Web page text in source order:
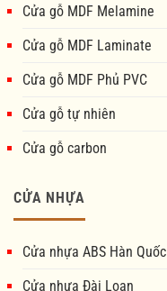
Cửa gỗ MDF Melamine
Cửa gỗ MDF Laminate
Cửa gỗ MDF Phủ PVC
Cửa gỗ tự nhiên
Cửa gỗ carbon
CỬA NHỰA
Cửa nhựa ABS Hàn Quốc
Cửa nhựa Đài Loan